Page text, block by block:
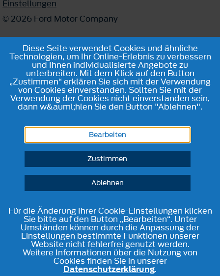
Kontakt
Einstellungen
© 2026 Ford Motor Company
Diese Seite verwendet Cookies und ähnliche
Technologien, um Ihr Online-Erlebnis zu verbessern
und Ihnen individualisierte Angebote zu
unterbreiten. Mit dem Klick auf den Button
„Zustimmen“ erklären Sie sich mit der Verwendung
von Cookies einverstanden. Sollten Sie mit der
Verwendung der Cookies nicht einverstanden sein,
dann w&auml;hlen Sie den Button "Ablehnen".
Bearbeiten
Zustimmen
Ablehnen
Für die Änderung Ihrer Cookie-Einstellungen klicken
Sie bitte auf den Button „Bearbeiten“. Unter
Umständen können durch die Anpassung der
Einstellungen bestimmte Funktionen unserer
Website nicht fehlerfrei genutzt werden.
Weitere Informationen über die Nutzung von
Cookies finden Sie in unserer
Datenschutzerklärung.